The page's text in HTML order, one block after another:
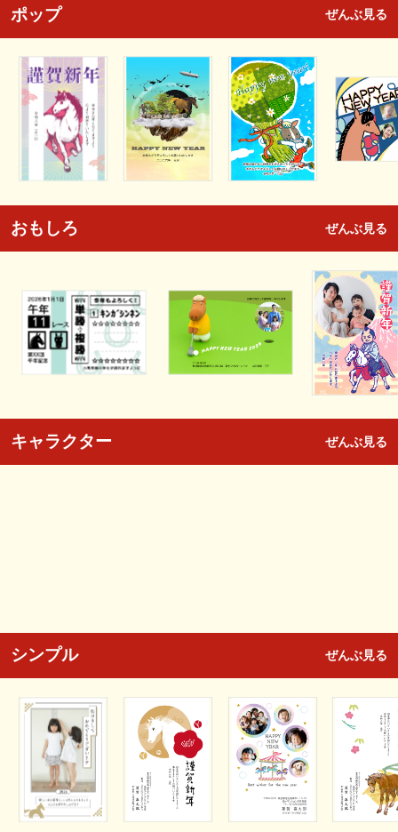
ポップ ぜんぶ見る
おもしろ ぜんぶ見る
キャラクター ぜんぶ見る
シンプル ぜんぶ見る